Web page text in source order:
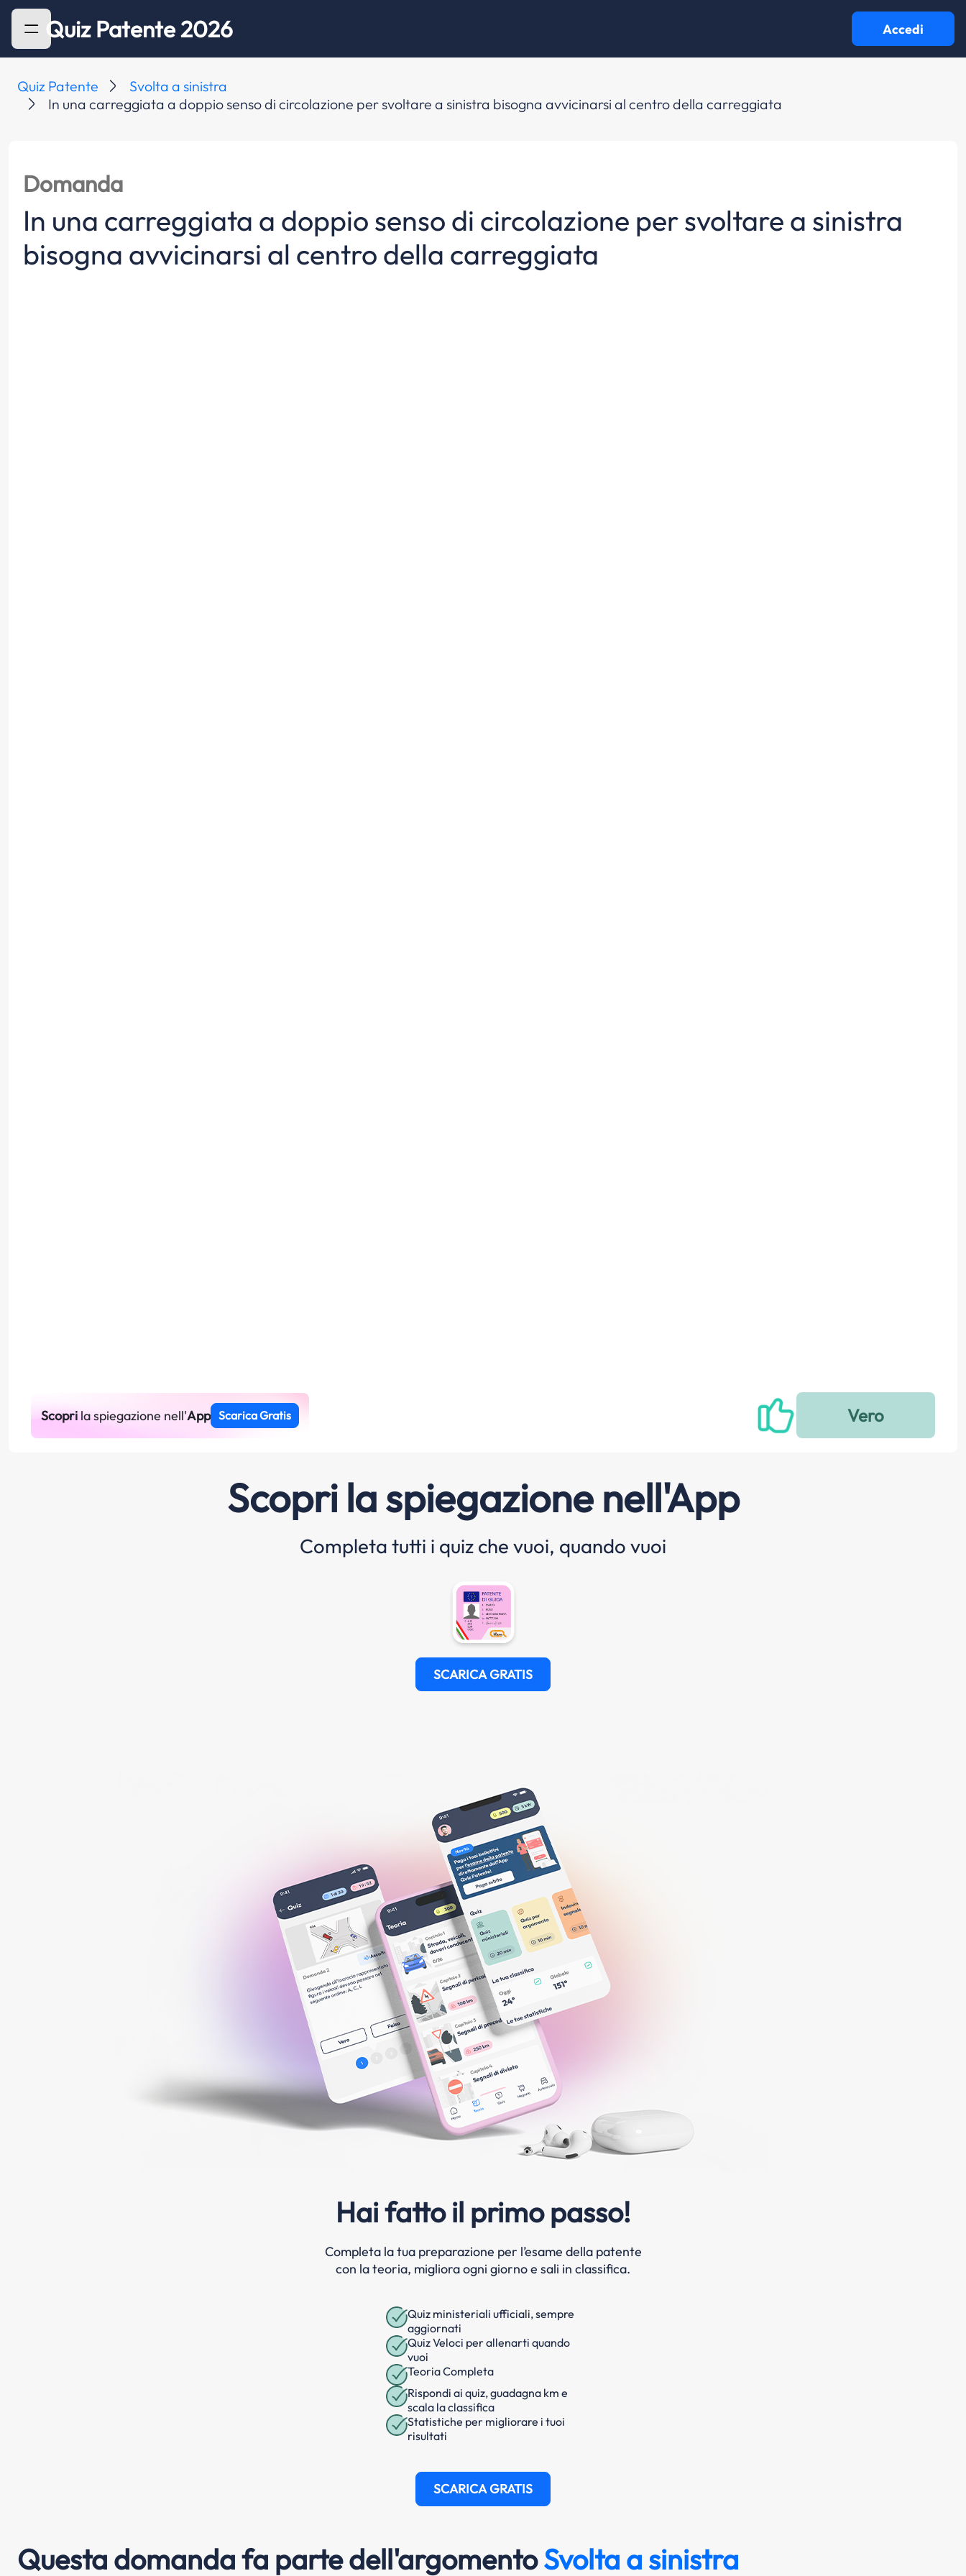
Quiz Patente 2026 Accedi
Quiz Patente
Svolta a sinistra
In una carreggiata a doppio senso di circolazione per svoltare a sinistra bisogna avvicinarsi al centro della carreggiata
Domanda
In una carreggiata a doppio senso di circolazione per svoltare a sinistra
bisogna avvicinarsi al centro della carreggiata
Scoprila spiegazione nell'App Scarica Gratis
Scopri la spiegazione nell'App
Completa tutti i quiz che vuoi, quando vuoi
SCARICA GRATIS
Hai fatto il primo passo!
Completa la tua preparazione per l’esame della patente
con la teoria, migliora ogni giorno e sali in classifica.
Quiz ministeriali ufficiali, sempre
aggiornati
Quiz Veloci per allenarti quando
vuoi
Teoria Completa
Rispondi ai quiz, guadagna km e
scala la classifica
Statistiche per migliorare i tuoi
risultati
SCARICA GRATIS
Questa domanda fa parte dell'argomentoSvolta a sinistra